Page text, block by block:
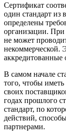
Сертификат
один стандарт из
определены
организации. При
не может
некоммерческой.
аккредитованные
В самом начале
того, чтобы
своих
годах прошлого
стандарт, по
действий,
партнерами.